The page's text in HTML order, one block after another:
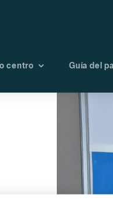
centro
Guía del